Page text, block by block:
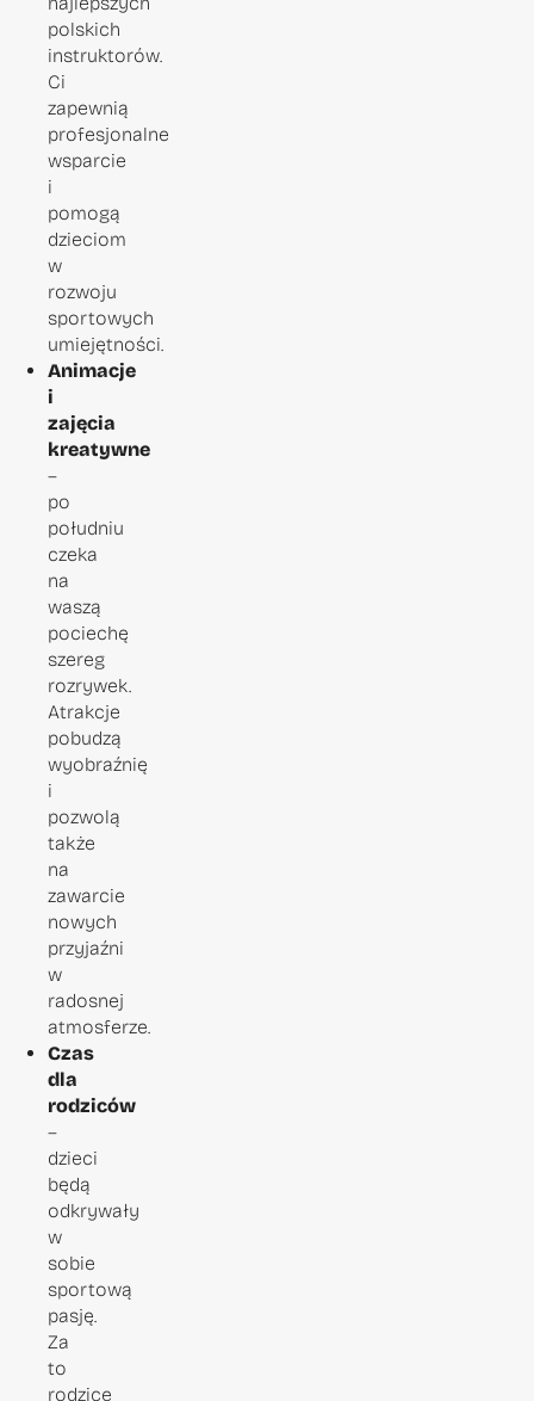
polskich
instruktorów.
Ci
zapewnią
profesjonalne
wsparcie
i
pomogą
dzieciom
w
rozwoju
sportowych
umiejętności.
Animacje
i
zajęcia
kreatywne
–
po
południu
czeka
na
waszą
pociechę
szereg
rozrywek.
Atrakcje
pobudzą
wyobraźnię
i
pozwolą
także
na
zawarcie
nowych
przyjaźni
w
radosnej
atmosferze.
Czas
dla
rodziców
–
dzieci
będą
odkrywały
w
sobie
sportową
pasję.
Za
to
rodzice